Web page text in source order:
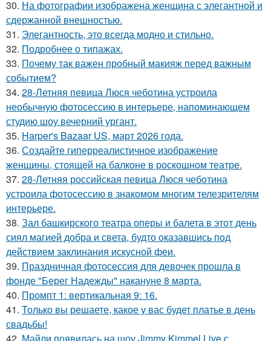
30. На фотографии изображена женщина с элегантной и
сдержанной внешностью.
31. Элегантность, это всегда модно и стильно.
32. Подробнее о типажах.
33. Почему так важен пробный макияж перед важным
событием?
34. 28-Летняя певица Люся чеботина устроила
необычную фотосессию в интерьере, напоминающем
студию шоу вечерний ургант.
35. Harper's Bazaar US, март 2026 года.
36. Создайте гиперреалистичное изображение
женщины, стоящей на балконе в роскошном театре.
37. 28-Летняя российская певица Люся чеботина
устроила фотосессию в знакомом многим телезрителям
интерьере.
38. Зал башкирского театра оперы и балета в этот день
сиял магией добра и света, будто оказавшись под
действием заклинания искусной феи.
39. Праздничная фотосессия для девочек прошла в
фонде "Берег Надежды" накануне 8 марта.
40. Промпт 1: вертикальная 9: 16.
41. Только вы решаете, какое у вас будет платье в день
свадьбы!
42. Майли появилась на шоу Jimmy Kimmel Live с